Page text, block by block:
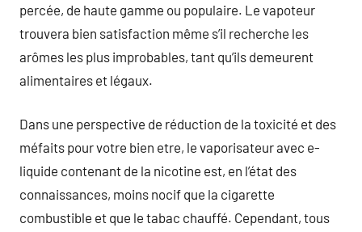
percée, de haute gamme ou populaire. Le vapoteur
trouvera bien satisfaction même s’il recherche les
arômes les plus improbables, tant qu’ils demeurent
alimentaires et légaux.
Dans une perspective de réduction de la toxicité et des
méfaits pour votre bien etre, le vaporisateur avec e-
liquide contenant de la nicotine est, en l’état des
connaissances, moins nocif que la cigarette
combustible et que le tabac chauffé. Cependant, tous